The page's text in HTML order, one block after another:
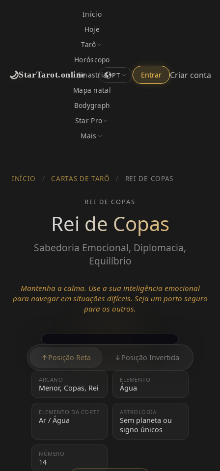
🌙StarTarot.online
Início
Hoje
Tarô
Horóscopo
Sinastria
Mapa natal
Bodygraph
Star Pro
Mais
PT Entrar Criar conta
INÍCIO / CARTAS DE TARÔ / REI DE COPAS
REI DE COPAS
Rei de Copas
Sabedoria Emocional, Diplomacia,
Equilíbrio
Mantenha a calma. Use a sua inteligência emocional
para navegar em situações difíceis. Seja um porto seguro
para os outros.
↑ Posição Reta ↓ Posição Invertida
ARCANO
Menor, Copas, Rei
ELEMENTO
Água
ELEMENTO DA CORTE
Ar / Água
ASTROLOGIA
Sem planeta ou
signo únicos
NÚMERO
14